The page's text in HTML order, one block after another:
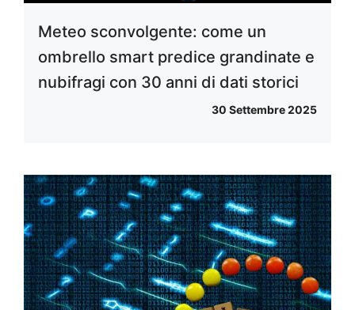
Meteo sconvolgente: come un
ombrello smart predice grandinate e
nubifragi con 30 anni di dati storici
30 Settembre 2025